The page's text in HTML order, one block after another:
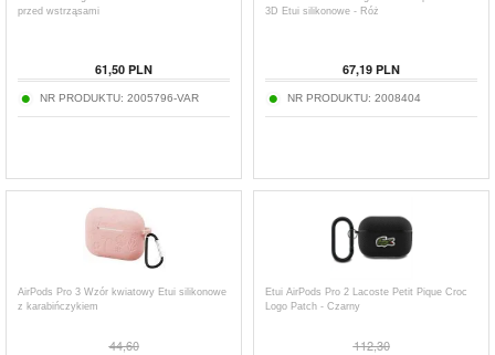
przed wstrząsami
61,50 PLN
NR PRODUKTU: 2005796-VAR
3D Etui silikonowe - Róż
67,19 PLN
NR PRODUKTU: 2008404
AirPods Pro 3 Wzór kwiatowy Etui silikonowe
z karabińczykiem
44,60
Etui AirPods Pro 2 Lacoste Petit Pique Croc
Logo Patch - Czarny
112,30